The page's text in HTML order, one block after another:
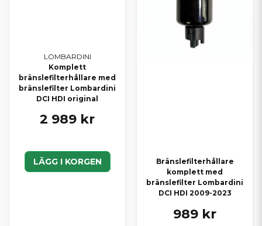
LOMBARDINI
Komplett
bränslefilterhållare med
bränslefilter Lombardini
DCI HDI original
2 989 kr
LÄGG I KORGEN
Bränslefilterhållare
komplett med
bränslefilter Lombardini
DCI HDI 2009-2023
989 kr